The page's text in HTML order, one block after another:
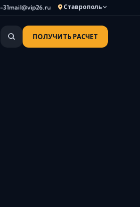
31mail@vip26.ru Ставрополь
ПОЛУЧИТЬ РАСЧЕТ